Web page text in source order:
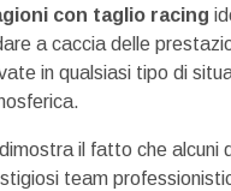
con taglio racing
a caccia delle
in qualsiasi tipo di
dimostra il fatto che alcuni
team